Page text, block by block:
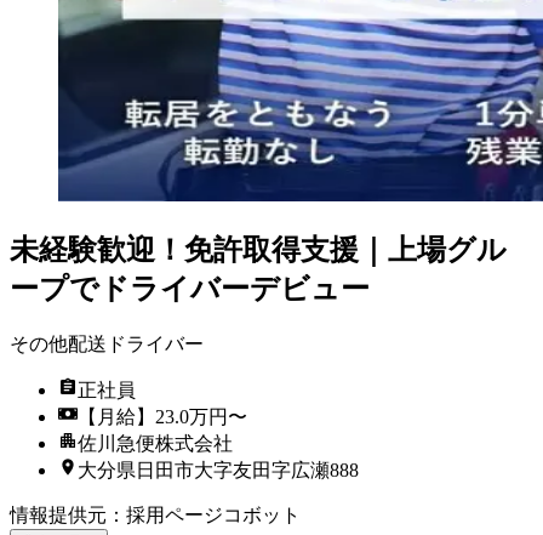
未経験歓迎！免許取得支援｜上場グル
ープでドライバーデビュー
その他配送ドライバー
正社員
【月給】23.0万円〜
佐川急便株式会社
大分県日田市大字友田字広瀬888
情報提供元 ： 採用ページコボット